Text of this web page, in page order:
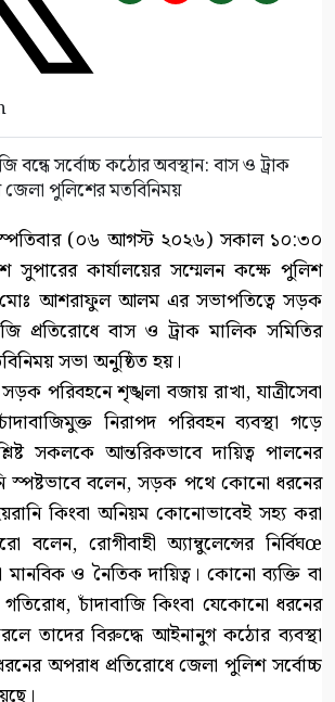
(০৬ আগস্ট ২০২৬) সকাল ১০:৩০
সুপারের কার্যালয়ের সম্মেলন কক্ষে পুলিশ
আশরাফুল আলম এর সভাপতিত্বে সড়ক
প্রতিরোধে বাস ও ট্রাক মালিক সমিতির
সভা অনুষ্ঠিত হয়।
পরিবহনে শৃঙ্খলা বজায় রাখা, যাত্রীসেবা
নিরাপদ পরিবহন ব্যবস্থা গড়ে
সকলকে আন্তরিকভাবে দায়িত্ব পালনের
স্পষ্টভাবে বলেন, সড়ক পথে কোনো ধরনের
কিংবা অনিয়ম কোনোভাবেই সহ্য করা
রোগীবাহী অ্যাম্বুলেন্সের নির্বিঘœ
মানবিক ও নৈতিক দায়িত্ব। কোনো ব্যক্তি বা
গতিরোধ, চাঁদাবাজি কিংবা যেকোনো ধরনের
তাদের বিরুদ্ধে আইনানুগ কঠোর ব্যবস্থা
অপরাধ প্রতিরোধে জেলা পুলিশ সর্বোচ্চ